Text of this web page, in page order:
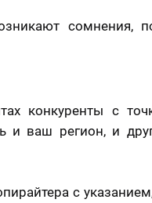
сомнения,
конкуренты с
и ваш регион, и
с